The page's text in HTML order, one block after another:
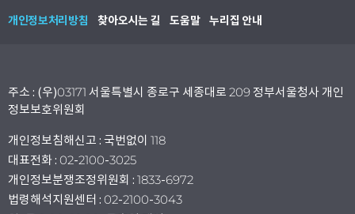
개인정보처리방침 찾아오시는 길 도움말 누리집 안내
주소 : (우)03171 서울특별시 종로구 세종대로 209 정부서울청사 개인
정보보호위원회
개인정보침해신고 : 국번없이 118
대표전화 : 02-2100-3025
개인정보분쟁조정위원회 : 1833-6972
법령해석지원센터 : 02-2100-3043